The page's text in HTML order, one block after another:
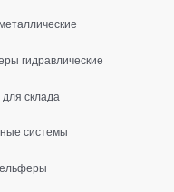
гидравлические
склада
системы